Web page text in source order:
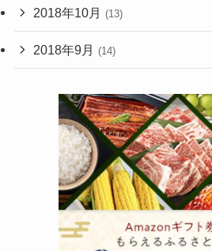
2018年10月 (13)
2018年9月 (14)